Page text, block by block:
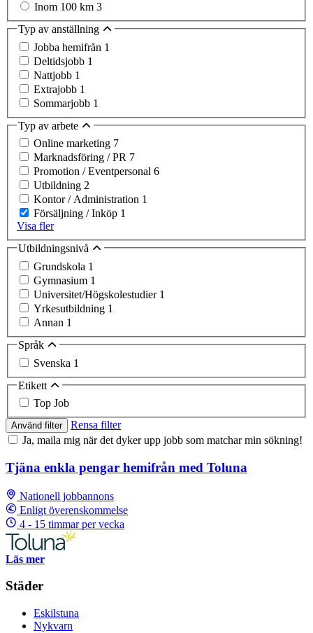
Inom 100 km 3
Typ av anställning
Jobba hemifrån 1
Deltidsjobb 1
Nattjobb 1
Extrajobb 1
Sommarjobb 1
Typ av arbete
Online marketing 7
Marknadsföring / PR 7
Promotion / Eventpersonal 6
Utbildning 2
Kontor / Administration 1
Försäljning / Inköp 1
Visa fler
Utbildningsnivå
Grundskola 1
Gymnasium 1
Universitet/Högskolestudier 1
Yrkesutbildning 1
Annan 1
Språk
Svenska 1
Etikett
Top Job
Använd filter
Rensa filter
Ja, maila mig när det dyker upp jobb som matchar min sökning!
Tjäna enkla pengar hemifrån med Toluna
Nationell jobbannons
Enligt överenskommelse
4 - 15 timmar per vecka
Läs mer
Städer
Eskilstuna
Nykvarn